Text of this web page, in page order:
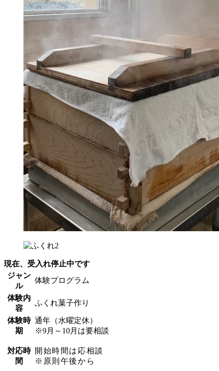
現在、受入れ停止中です
ジャン
ル
体験プログラム
体験内
容
ふくれ菓子作り
体験時
期
通年（水曜定休）
※9月～10月は要相談
対応時
間
開始時間は応相談
※原則午後から